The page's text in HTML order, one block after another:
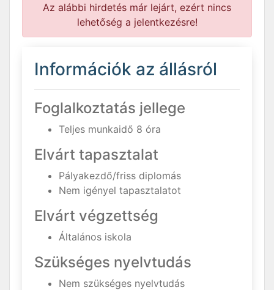
Az alábbi hirdetés már lejárt, ezért nincs
lehetőség a jelentkezésre!
Információk az állásról
Foglalkoztatás jellege
Teljes munkaidő 8 óra
Elvárt tapasztalat
Pályakezdő/friss diplomás
Nem igényel tapasztalatot
Elvárt végzettség
Általános iskola
Szükséges nyelvtudás
Nem szükséges nyelvtudás